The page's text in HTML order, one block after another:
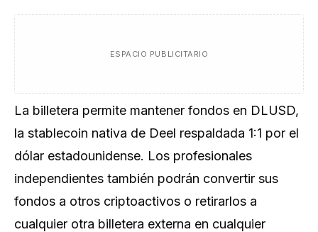
ESPACIO PUBLICITARIO
La billetera permite mantener fondos en DLUSD,
la stablecoin nativa de Deel respaldada 1:1 por el
dólar estadounidense. Los profesionales
independientes también podrán convertir sus
fondos a otros criptoactivos o retirarlos a
cualquier otra billetera externa en cualquier